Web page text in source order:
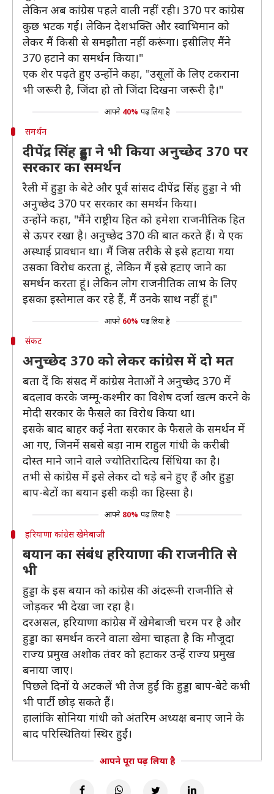
लेकिन अब कांग्रेस पहले वाली नहीं रही। 370 पर कांग्रेस
कुछ भटक गई। लेकिन देशभक्ति और स्वाभिमान को
लेकर मैं किसी से समझौता नहीं करूंगा। इसीलिए मैंने
370 हटाने का समर्थन किया।"
एक शेर पढ़ते हुए उन्होंने कहा, "उसूलों के लिए टकराना
भी जरूरी है, जिंदा हो तो जिंदा दिखना जरूरी है।"
आपने 40% पढ़ लिया है
समर्थन
दीपेंद्र सिंह हुड्डा ने भी किया अनुच्छेद 370 पर
सरकार का समर्थन
रैली में हुड्डा के बेटे और पूर्व सांसद दीपेंद्र सिंह हुड्डा ने भी
अनुच्छेद 370 पर सरकार का समर्थन किया।
उन्होंने कहा, "मैंने राष्ट्रीय हित को हमेशा राजनीतिक हित
से ऊपर रखा है। अनुच्छेद 370 की बात करते हैं। ये एक
अस्थाई प्रावधान था। मैं जिस तरीके से इसे हटाया गया
उसका विरोध करता हूं, लेकिन मैं इसे हटाए जाने का
समर्थन करता हूं। लेकिन लोग राजनीतिक लाभ के लिए
इसका इस्तेमाल कर रहे हैं, मैं उनके साथ नहीं हूं।"
आपने 60% पढ़ लिया है
संकट
अनुच्छेद 370 को लेकर कांग्रेस में दो मत
बता दें कि संसद में कांग्रेस नेताओं ने अनुच्छेद 370 में
बदलाव करके जम्मू-कश्मीर का विशेष दर्जा खत्म करने के
मोदी सरकार के फैसले का विरोध किया था।
इसके बाद बाहर कई नेता सरकार के फैसले के समर्थन में
आ गए, जिनमें सबसे बड़ा नाम राहुल गांधी के करीबी
दोस्त माने जाने वाले ज्योतिरादित्य सिंधिया का है।
तभी से कांग्रेस में इसे लेकर दो धड़े बने हुए हैं और हुड्डा
बाप-बेटों का बयान इसी कड़ी का हिस्सा है।
आपने 80% पढ़ लिया है
हरियाणा कांग्रेस खेमेबाजी
बयान का संबंध हरियाणा की राजनीति से
भी
हुड्डा के इस बयान को कांग्रेस की अंदरूनी राजनीति से
जोड़कर भी देखा जा रहा है।
दरअसल, हरियाणा कांग्रेस में खेमेबाजी चरम पर है और
हुड्डा का समर्थन करने वाला खेमा चाहता है कि मौजूदा
राज्य प्रमुख अशोक तंवर को हटाकर उन्हें राज्य प्रमुख
बनाया जाए।
पिछले दिनों ये अटकलें भी तेज हुईं कि हुड्डा बाप-बेटे कभी
भी पार्टी छोड़ सकते हैं।
हालांकि सोनिया गांधी को अंतरिम अध्यक्ष बनाए जाने के
बाद परिस्थितियां स्थिर हुईं।
आपने पूरा पढ़ लिया है